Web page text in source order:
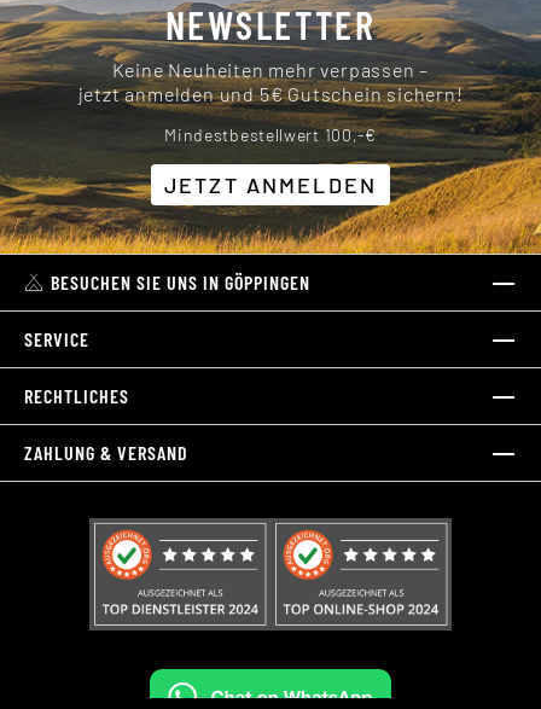
NEWSLETTER
Keine Neuheiten mehr verpassen –
jetzt anmelden und 5€ Gutschein sichern!
Mindestbestellwert 100,-€
JETZT ANMELDEN
BESUCHEN SIE UNS IN GÖPPINGEN
SERVICE
RECHTLICHES
ZAHLUNG & VERSAND